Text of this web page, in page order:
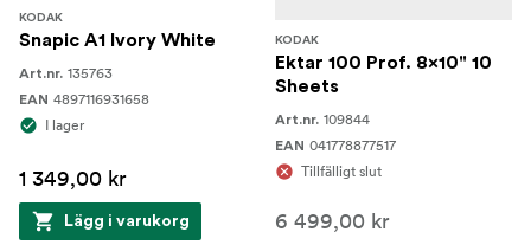
KODAK
Snapic A1 Ivory White
Art.nr. 135763
EAN 4897116931658
I lager
1 349,00 kr
Lägg i varukorg
KODAK
Ektar 100 Prof. 8x10" 10
Sheets
Art.nr. 109844
EAN 041778877517
Tillfälligt slut
6 499,00 kr